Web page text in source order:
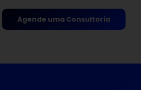
Agende uma Consultoria